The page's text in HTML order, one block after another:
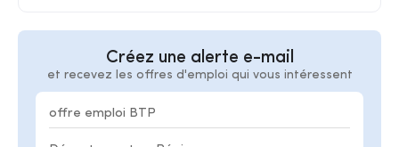
Créez une alerte e-mail
et recevez les offres d'emploi qui vous intéressent